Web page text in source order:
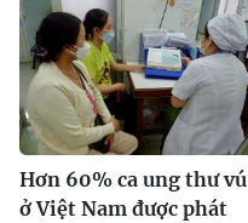
Hơn 60% ca ung thư vú
ở Việt Nam được phát